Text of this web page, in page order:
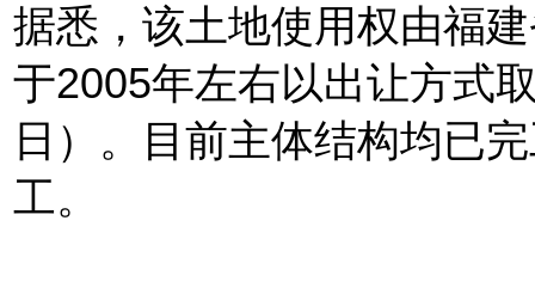
据悉，该土地使用权由福
于2005年左右以出让方式
日）。
目前主体结构均已
工。